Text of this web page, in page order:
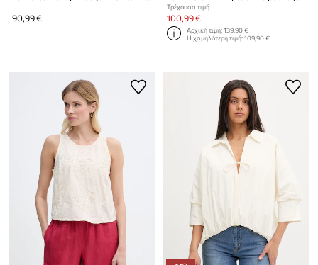
90,99 €
Τρέχουσα τιμή:
100,99 €
Αρχική τιμή:139,90 €
Η χαμηλότερη τιμή:109,90 €